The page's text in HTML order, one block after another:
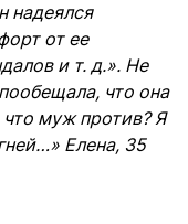
надеялся
от ее
и т. д.». Не
что она
что муж против? Я
Елена, 35